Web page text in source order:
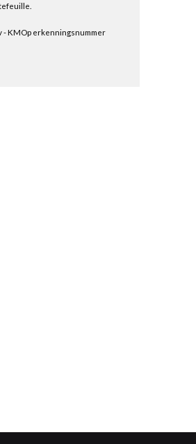
KMOp erkenningsnummer